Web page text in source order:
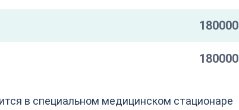
180000
180000
в специальном медицинском стационаре